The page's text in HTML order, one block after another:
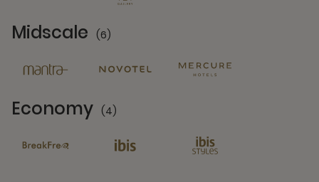
Midscale (6)
Economy (4)